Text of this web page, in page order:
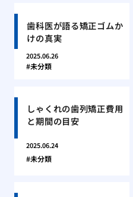
歯科医が語る矯正ゴムか
けの真実
2025.06.26
未分類
しゃくれの歯列矯正費用
と期間の目安
2025.06.24
未分類